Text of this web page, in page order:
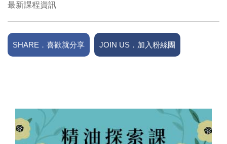
最新課程資訊
SHARE．喜歡就分享 JOIN US．加入粉絲團